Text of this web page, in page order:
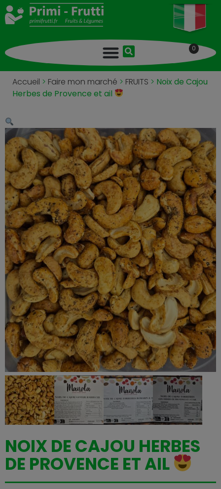
0
Accueil > Faire mon marché > FRUITS > Noix de Cajou
Herbes de Provence et ail
NOIX DE CAJOU HERBES
DE PROVENCE ET AIL